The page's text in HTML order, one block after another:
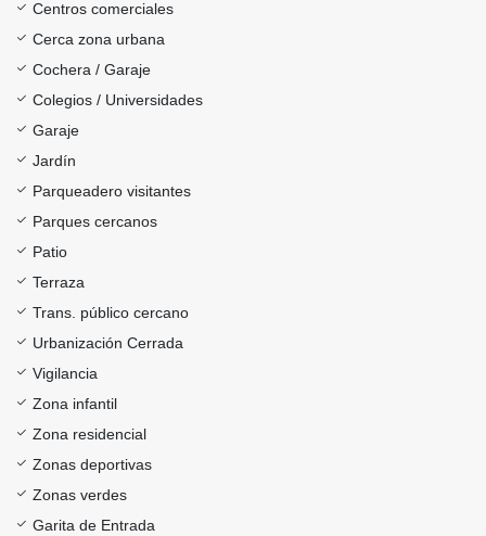
Centros comerciales
Cerca zona urbana
Cochera / Garaje
Colegios / Universidades
Garaje
Jardín
Parqueadero visitantes
Parques cercanos
Patio
Terraza
Trans. público cercano
Urbanización Cerrada
Vigilancia
Zona infantil
Zona residencial
Zonas deportivas
Zonas verdes
Garita de Entrada